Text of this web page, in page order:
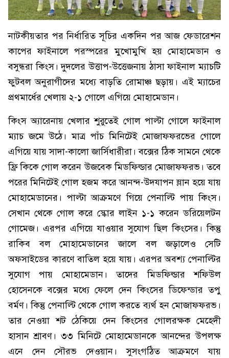
নাটকীয়তার পর নির্ধারিত সূচির একদিন পর আজ ফেডারেশন
কাপের ফাইনালে পরস্পরের মুখোমুখি হয় মোহামেডান ও
বসুন্ধরা কিংস। দুদলের উত্তাপ-উত্তেজনায় ঠাসা ফাইনাল ম্যাচটি
ফুটবল অনুরাগীদের মধ্যে বাড়তি রোমাঞ্চ ছড়ায়। এই ম্যাচের
প্রথমার্ধের খেলায় ২-১ গোলে এগিয়ে মোহামেডান।
কিংস অ্যারেনায় খেলার শুরুতেই গোল পাল্টা গোলে ফাইনাল
ম্যাচ জমে উঠে। মাত্র পাঁচ মিনিটেই মোজাফফরভের গোলে
এগিয়ে যায় সাদা-কালো জার্সিধারীরা। বক্সের ঠিক সামনে থেকে
ফ্রি কিকে গোল করেন উজবেক মিডফিল্ডার মোজাফফরভ। তবে
পরের মিনিটেই গোল হজম করে আনন্দ-উদযাপন ম্লান হয়ে যায়
মোহামেডানের। পাল্টা আক্রমণে গিয়ে পেনাল্টি পায় কিংস।
সেখান থেকে গোল করে স্কোর লাইন ১-১ করেন ডরিয়েলটন
গোমেজ। এরপর এগিয়ে যাওয়ার সুযোগ ছিল কিংসের। কিন্তু
রাকিব বল মোহামেডানের জালে বল জড়ালেও সেটি
অফসাইডের কারণে বাতিল হয়ে যায়। এরপর অবশ্য পেনাল্টির
সুযোগ পায় মোহামেডান। তাদের মিডফিল্ডার শফিউল
হোসেনকে বক্সের মধ্যে ফেলে দেন কিংসের ডিফেন্ডার তপু
বর্মণ। কিন্তু পেনাল্টি থেকে গোল করতে ব্যর্থ হন মোজাফফরভ।
তার নেওয়া শট ঠেকিয়ে দেন কিংসের গোলরক্ষক মেহেদী
হাসান শ্রাবণ। ৩৩ মিনিটে মোহামেডানকে আনন্দের উপলক্ষ
এনে দেন সৌরভ দেওয়ান। সুসংগঠিত আক্রমণে যায়